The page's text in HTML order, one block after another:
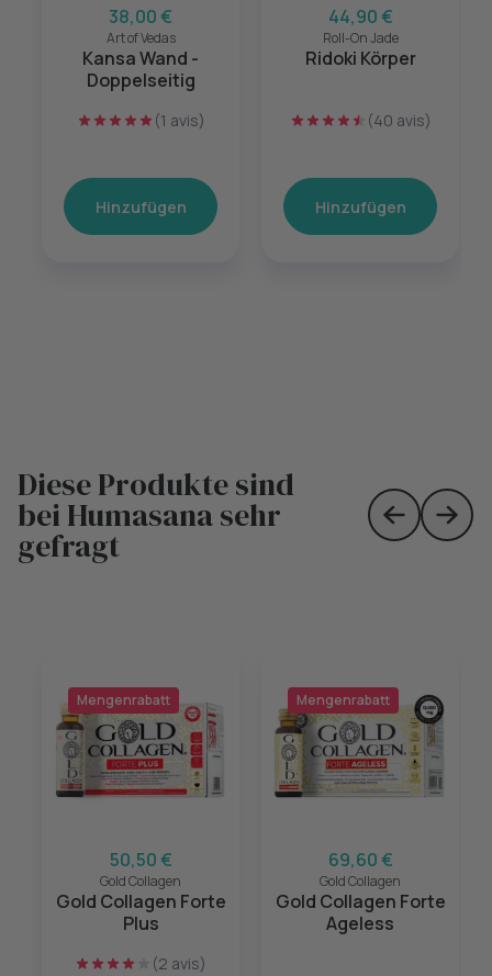
38,00 €
Art of Vedas
Kansa Wand -
Doppelseitig
(1 avis)
Hinzufügen
44,90 €
Roll-On Jade
Ridoki Körper
(40 avis)
Hinzufügen
Diese Produkte sind
bei Humasana sehr
gefragt Skip toSkip
Mengenrabatt
50,50 €
Gold Collagen
Gold Collagen Forte
Plus
(2 avis)
Mengenrabatt
69,60 €
Gold Collagen
Gold Collagen Forte
Ageless